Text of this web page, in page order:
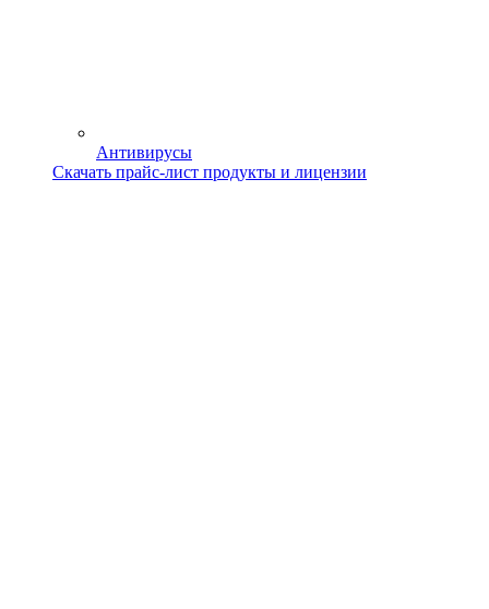
Антивирусы
Скачать прайс-лист продукты и лицензии